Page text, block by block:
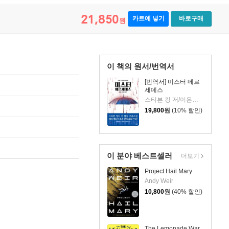
21,850원 카트에 넣기 바로구매
이 책의 원서/번역서
[번역서] 미스터 메르
세데스
스티븐 킹 저/이은선 역
19,800원 (10% 할인)
이 분야 베스트셀러
Project Hail Mary
Andy Weir
10,800원 (40% 할인)
더보기